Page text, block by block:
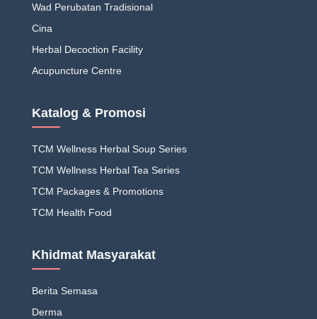
Wad Perubatan Tradisional
Cina
Herbal Decoction Facility
Acupuncture Centre
Katalog & Promosi
TCM Wellness Herbal Soup Series
TCM Wellness Herbal Tea Series
TCM Packages & Promotions
TCM Health Food
Khidmat Masyarakat
Berita Semasa
Derma